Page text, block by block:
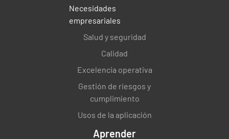
Necesidades
empresariales
Salud y seguridad
Calidad
Excelencia operativa
Gestión de riesgos y
cumplimiento
Usos de la aplicación
Aprender